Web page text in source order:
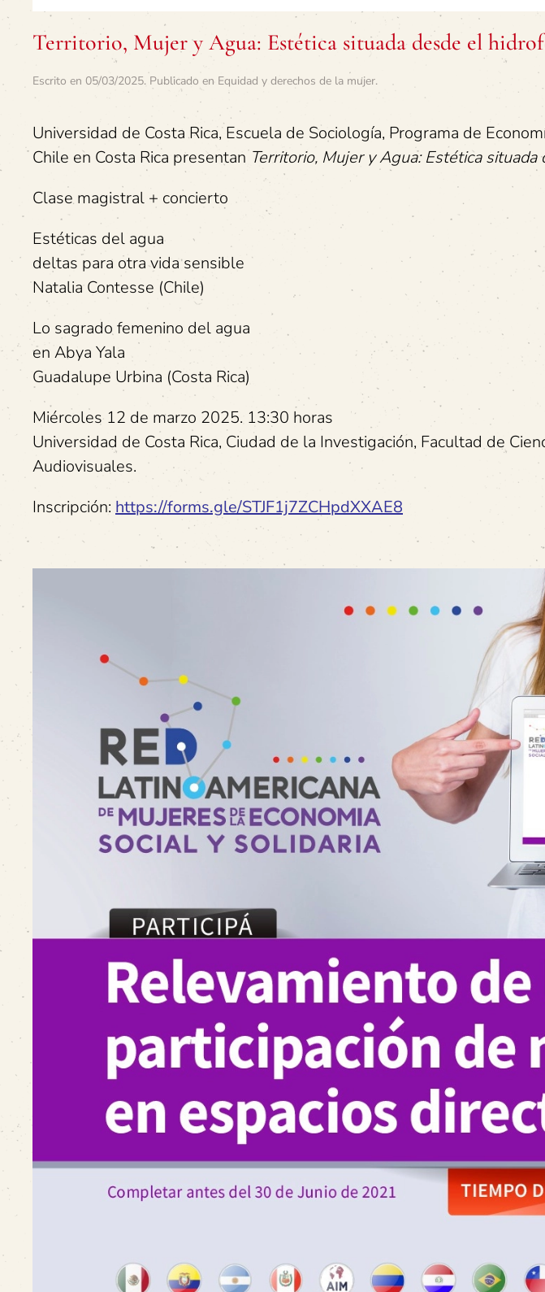
Territorio, Mujer y Agua: Estética situada desde el
Escrito en 05/03/2025. Publicado en Equidad y derechos de la mujer.
Universidad de Costa Rica, Escuela de Sociología, Programa de
Chile en Costa Rica presentanTerritorio, Mujer y Agua: Estética
Clase magistral + concierto
Estéticas del agua
deltas para otra vida sensible
Natalia Contesse (Chile)
Lo sagrado femenino del agua
en Abya Yala
Guadalupe Urbina (Costa Rica)
Miércoles 12 de marzo 2025. 13:30 horas
Universidad de Costa Rica, Ciudad de la Investigación, Facultad de
Audiovisuales.
Inscripción: https://forms.gle/STJF1j7ZCHpdXXAE8